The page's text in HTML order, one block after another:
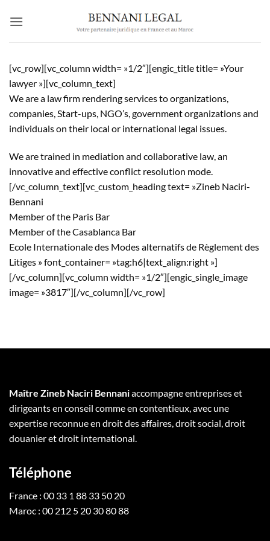
[vc_row][vc_column width= »1/2″][engic_title title= »Your
lawyer »][vc_column_text]
We are a law firm rendering services to organizations,
companies, Start-ups, NGO’s, government organizations and
individuals on their local or international legal issues.
We are trained in mediation and collaborative law, an
innovative and effective conflict resolution mode.
[/vc_column_text][vc_custom_heading text= »Zineb Naciri-
Bennani
Member of the Paris Bar
Member of the Casablanca Bar
Ecole Internationale des Modes alternatifs de Règlement des
Litiges » font_container= »tag:h6|text_align:right »]
[/vc_column][vc_column width= »1/2″][engic_single_image
image= »3817″][/vc_column][/vc_row]
Maître Zineb Naciri Bennaniaccompagne entreprises et
dirigeants en conseil comme en contentieux, avec une
expertise reconnue en droit des affaires, droit social, droit
douanier et droit international.
Téléphone
France : 00 33 1 88 33 50 20
Maroc : 00 212 5 20 30 80 88